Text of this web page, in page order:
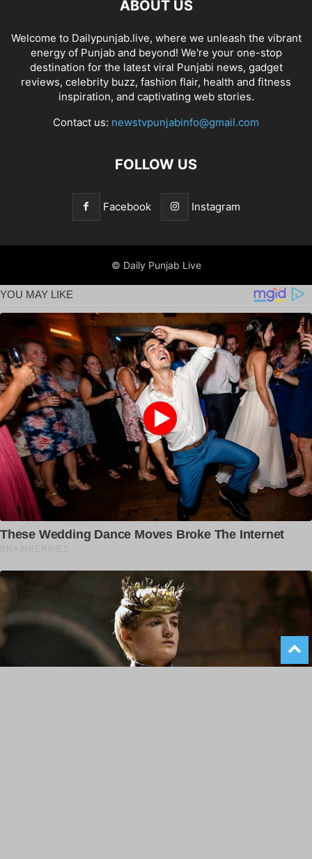
ABOUT US
Welcome to Dailypunjab.live, where we unleash the vibrant
energy of Punjab and beyond! We're your one-stop
destination for the latest viral Punjabi news, gadget
reviews, celebrity buzz, fashion flair, health and fitness
inspiration, and captivating web stories.
Contact us: newstvpunjabinfo@gmail.com
FOLLOW US
Facebook Instagram
© Daily Punjab Live